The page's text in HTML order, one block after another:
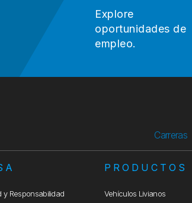
Explore
oportunidades de
empleo.
Carreras
y Responsabilidad
PRODUCTOS
Vehículos Livianos